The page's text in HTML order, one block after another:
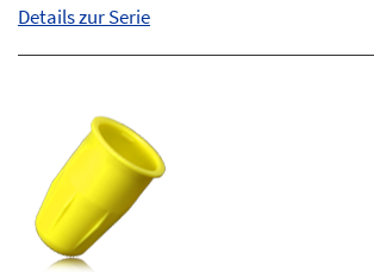
Details zur Serie